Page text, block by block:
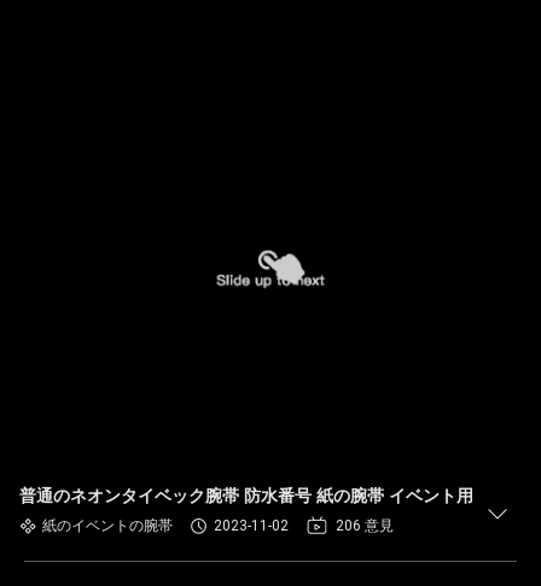
普通のネオンタイベック腕帯 防水番号 紙の腕帯 イベント用
紙のイベントの腕帯 2023-11-02 206 意見